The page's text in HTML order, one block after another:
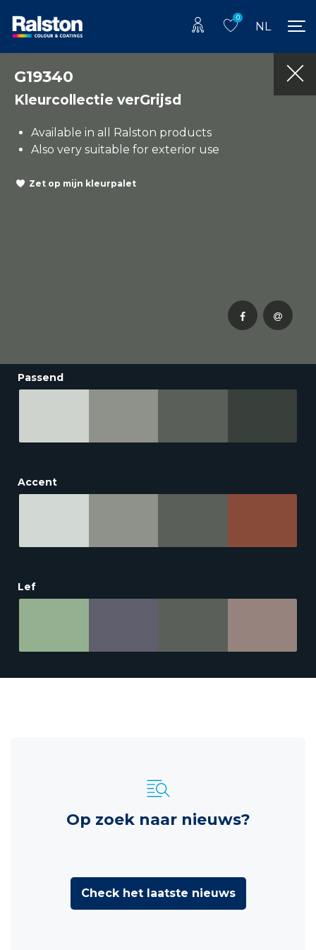
0
NL
G19340
Kleurcollectie verGrijsd
Available in all Ralston products
Also very suitable for exterior use
Zet op mijn kleurpalet
Passend
Accent
Lef
Op zoek naar nieuws?
Check het laatste nieuws